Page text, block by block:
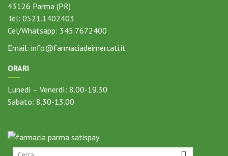
43126 Parma (PR)
Tel: 0521.1402403
Cel/Whatsapp: 345.7672400
Email: info@farmaciadeimercati.it
ORARI
Lunedì – Venerdì: 8.00-19.30
Sabato: 8.30-13.00